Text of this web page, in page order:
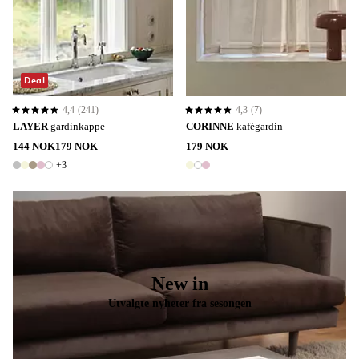
LAYER gardinkappe
144 NOK179 NOK
8 farger
+3
4,4 basert på 241 karaktergivninger
4,4 (241)
Deal
CORINNE kafégardin
179 NOK
3 farger
4,3 basert på 7 karaktergivninger
4,3 (7)
New in
Utvalgte nyheter fra sesongen